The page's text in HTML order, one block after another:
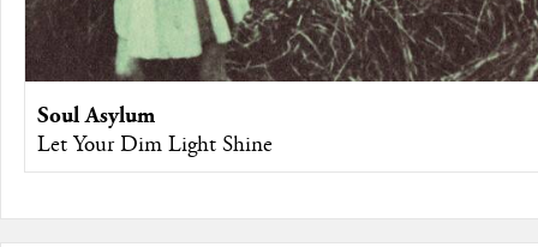
Soul Asylum
Let Your Dim Light Shine